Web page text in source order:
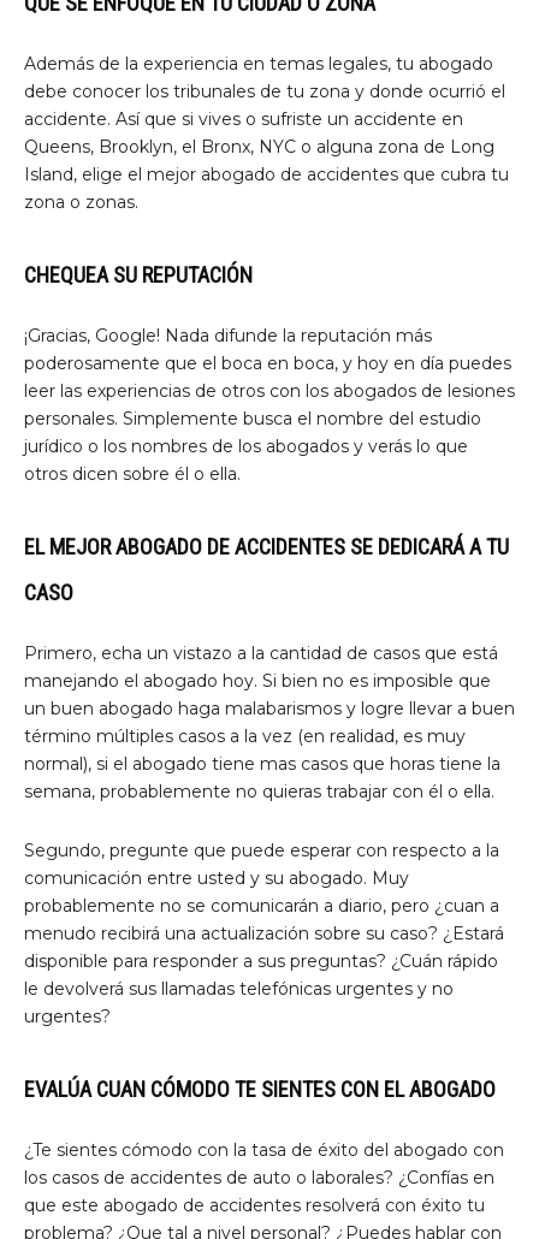
Además de la experiencia en temas legales, tu abogado
debe conocer los tribunales de tu zona y donde ocurrió el
accidente. Así que si vives o sufriste un accidente en
Queens, Brooklyn, el Bronx, NYC o alguna zona de Long
Island, elige el mejor abogado de accidentes que cubra tu
zona o zonas.
CHEQUEA SU REPUTACIÓN
¡Gracias, Google! Nada difunde la reputación más
poderosamente que el boca en boca, y hoy en día puedes
leer las experiencias de otros con los abogados de lesiones
personales. Simplemente busca el nombre del estudio
jurídico o los nombres de los abogados y verás lo que
otros dicen sobre él o ella.
EL MEJOR ABOGADO DE ACCIDENTES SE DEDICARÁ A TU
CASO
Primero, echa un vistazo a la cantidad de casos que está
manejando el abogado hoy. Si bien no es imposible que
un buen abogado haga malabarismos y logre llevar a buen
término múltiples casos a la vez (en realidad, es muy
normal), si el abogado tiene mas casos que horas tiene la
semana, probablemente no quieras trabajar con él o ella.
Segundo, pregunte que puede esperar con respecto a la
comunicación entre usted y su abogado. Muy
probablemente no se comunicarán a diario, pero ¿cuan a
menudo recibirá una actualización sobre su caso? ¿Estará
disponible para responder a sus preguntas? ¿Cuán rápido
le devolverá sus llamadas telefónicas urgentes y no
urgentes?
EVALÚA CUAN CÓMODO TE SIENTES CON EL ABOGADO
¿Te sientes cómodo con la tasa de éxito del abogado con
los casos de accidentes de auto o laborales? ¿Confías en
que este abogado de accidentes resolverá con éxito tu
problema? ¿Que tal a nivel personal? ¿Puedes hablar con